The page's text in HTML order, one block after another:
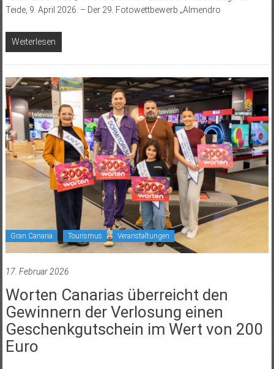
Teide, 9. April 2026. – Der 29. Fotowettbewerb „Almendro
Weiterlesen
Gran Canaria Tourismus Veranstaltungen
17. Februar 2026
Worten Canarias überreicht den
Gewinnern der Verlosung einen
Geschenkgutschein im Wert von 200
Euro